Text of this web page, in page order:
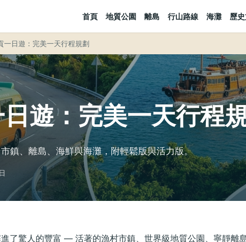
首頁 地質公園 離島 行山路線 海灘 歷
一日遊：完美一天行程規劃
遊：完美一天行程
鎮、離島、海鮮與海灘，附輕鬆版與活力版。
了驚人的豐富 — 活著的漁村市鎮、世界級地質公園、寧靜離